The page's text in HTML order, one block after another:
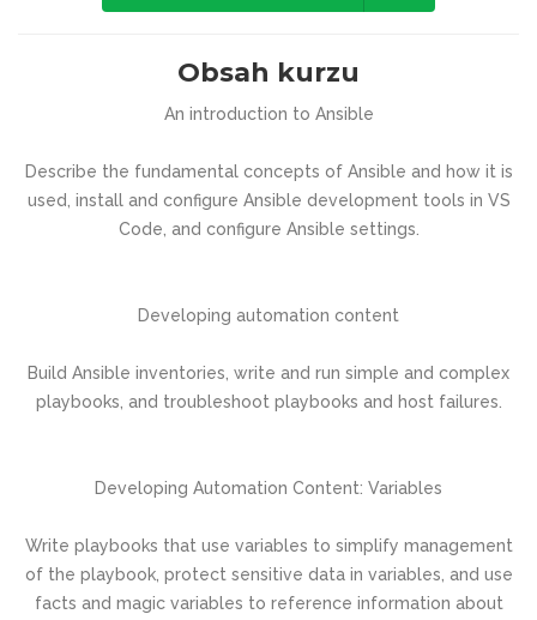
Obsah kurzu
An introduction to Ansible
Describe the fundamental concepts of Ansible and how it is
used, install and configure Ansible development tools in VS
Code, and configure Ansible settings.
Developing automation content
Build Ansible inventories, write and run simple and complex
playbooks, and troubleshoot playbooks and host failures.
Developing Automation Content: Variables
Write playbooks that use variables to simplify management
of the playbook, protect sensitive data in variables, and use
facts and magic variables to reference information about